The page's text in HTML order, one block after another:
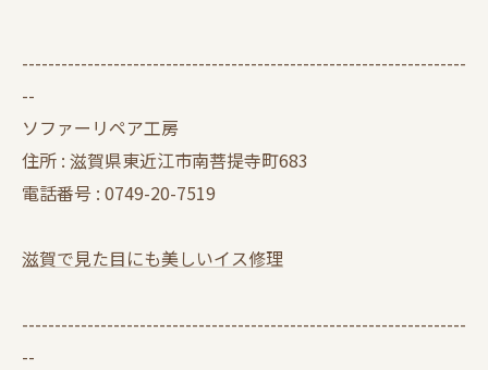
--------------------------------------------------------------------
--
ソファーリペア工房
住所 : 滋賀県東近江市南菩提寺町683
電話番号 : 0749-20-7519
滋賀で見た目にも美しいイス修理
--------------------------------------------------------------------
--